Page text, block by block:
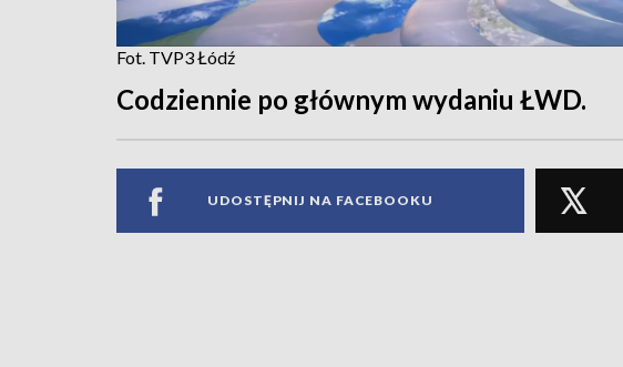
Fot. TVP3 Łódź
Codziennie po głównym wydaniu ŁWD.
UDOSTĘPNIJ NA FACEBOOKU